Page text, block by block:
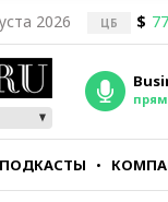
2026 ЦБ $
ПОДКАСТЫ